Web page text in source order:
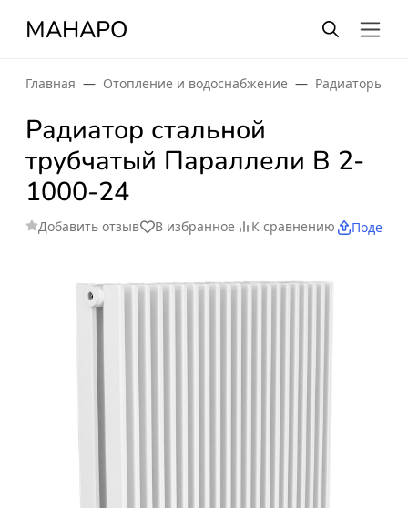
МАНАРО
Главная Отопление и водоснабжение Радиаторы
Радиатор стальной
трубчатый Параллели В 2-
1000-24
Добавить отзыв В избранное К сравнению